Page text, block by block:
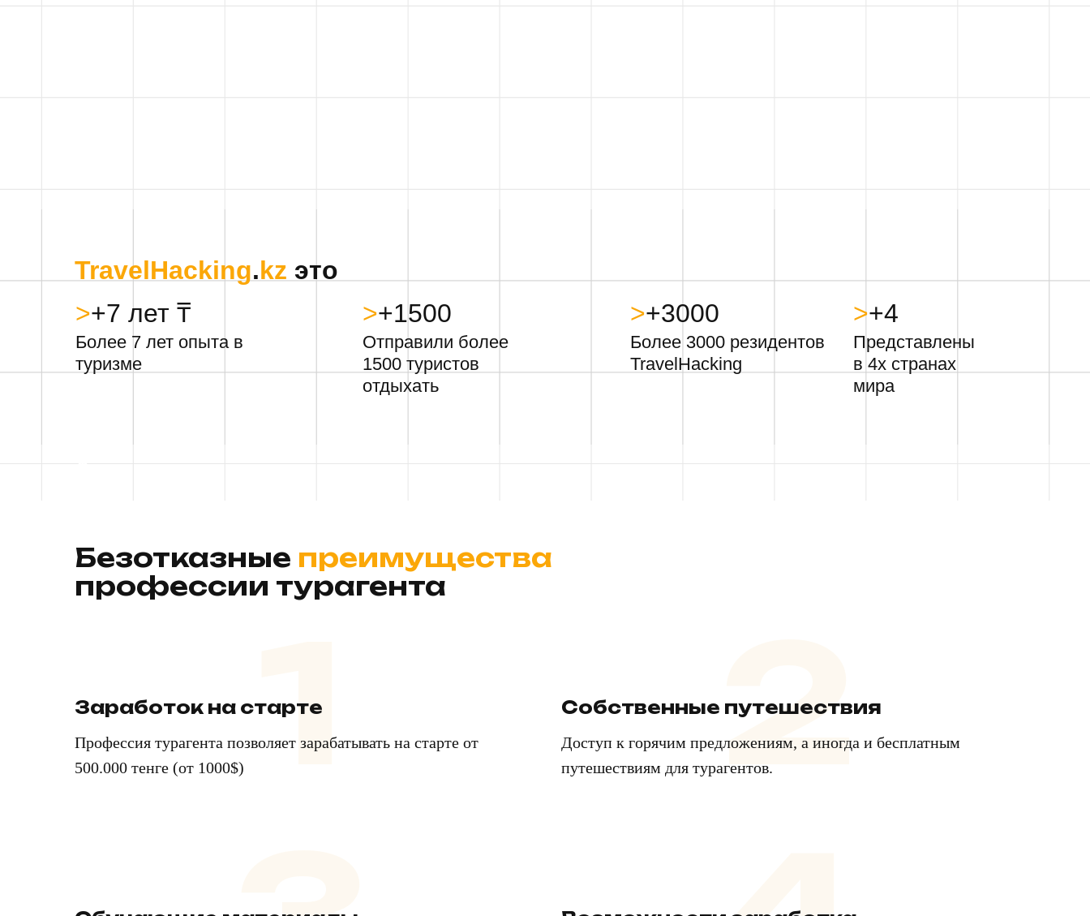
>+7 лет ₸
Более 7 лет опыта в
туризме
>+1500
Отправили более
1500 туристов
отдыхать
>+3000
Более 3000 резидентов
TravelHacking
>+4
Представлены
в 4х странах
мира
TravelHacking.kz это
Безотказные преимущества
профессии турагента
Заработок на старте
Профессия турагента позволяет зарабатывать на старте от
500.000 тенге (от 1000$)
1 Собственные путешествия
Доступ к горячим предложениям, а иногда и бесплатным
путешествиям для турагентов.2